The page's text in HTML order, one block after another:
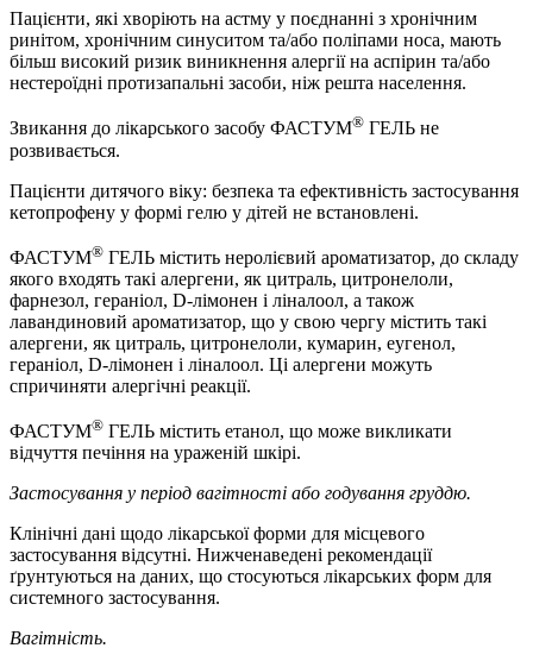
Пацієнти, які хворіють на астму у поєднанні з хронічним
ринітом, хронічним синуситом та/або поліпами носа, мають
більш високий ризик виникнення алергії на аспірин та/або
нестероїдні протизапальні засоби, ніж решта населення.
Звикання до лікарського засобу ФАСТУМ® ГЕЛЬ не
розвивається.
Пацієнти дитячого віку: безпека та ефективність застосування
кетопрофену у формі гелю у дітей не встановлені.
ФАСТУМ® ГЕЛЬ містить неролієвий ароматизатор, до складу
якого входять такі алергени, як цитраль, цитронелоли,
фарнезол, гераніол, D-лімонен і ліналоол, а також
лавандиновий ароматизатор, що у свою чергу містить такі
алергени, як цитраль, цитронелоли, кумарин, еугенол,
гераніол, D-лімонен і ліналоол. Ці алергени можуть
спричиняти алергічні реакції.
ФАСТУМ® ГЕЛЬ містить етанол, що може викликати
відчуття печіння на ураженій шкірі.
Застосування у період вагітності або годування груддю.
Клінічні дані щодо лікарської форми для місцевого
застосування відсутні. Нижченаведені рекомендації
ґрунтуються на даних, що стосуються лікарських форм для
системного застосування.
Вагітність.